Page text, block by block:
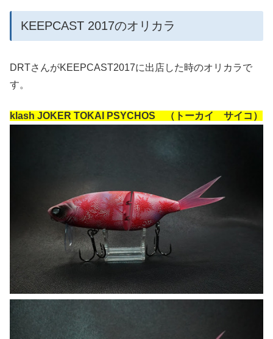
KEEPCAST 2017のオリカラ
DRTさんがKEEPCAST2017に出店した時のオリカラで
す。
klash JOKER TOKAI PSYCHOS （トーカイ サイコ）